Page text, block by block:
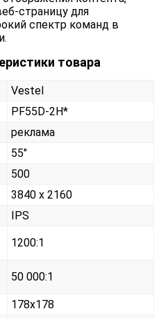
страницу для
спектр команд в
товара
Vestel
PF55D-2H*
реклама
55"
500
3840 x 2160
IPS
1200:1
50 000:1
178x178